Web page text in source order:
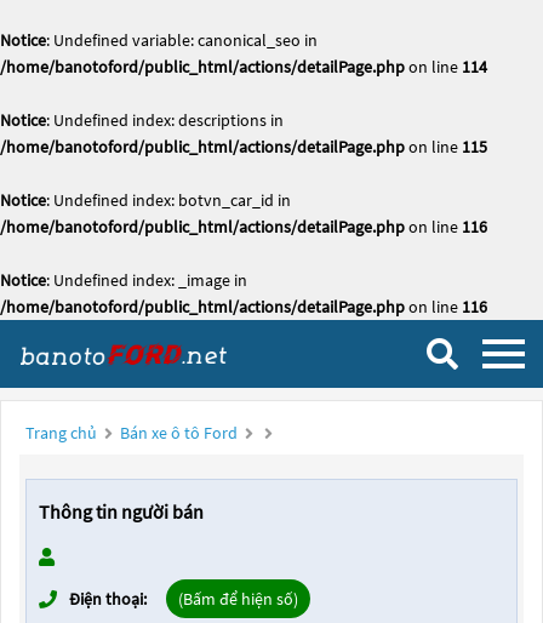
Notice: Undefined variable: canonical_seo in
/home/banotoford/public_html/actions/detailPage.phpon line 114
Notice: Undefined index: descriptions in
/home/banotoford/public_html/actions/detailPage.phpon line 115
Notice: Undefined index: botvn_car_id in
/home/banotoford/public_html/actions/detailPage.phpon line 116
Notice: Undefined index: _image in
/home/banotoford/public_html/actions/detailPage.phpon line 116
Trang chủ Bán xe ô tô Ford
Thông tin người bán
Điện thoại: (Bấm để hiện số)